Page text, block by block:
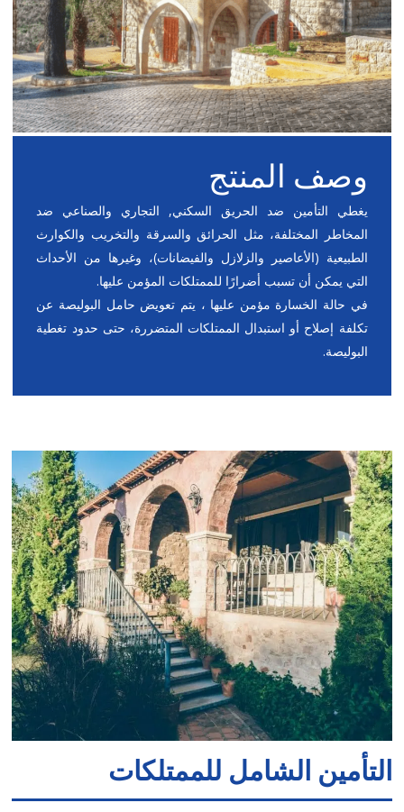
وصف المنتج
يغطي التأمين ضد الحريق السكني, التجاري والصناعي ضد
المخاطر المختلفة، مثل الحرائق والسرقة والتخريب والكوارث
الطبيعية (الأعاصير والزلازل والفيضانات)، وغيرها من الأحداث
التي يمكن أن تسبب أضرارًا للممتلكات المؤمن عليها.
في حالة الخسارة مؤمن عليها ، يتم تعويض حامل البوليصة عن
تكلفة إصلاح أو استبدال الممتلكات المتضررة، حتى حدود تغطية
البوليصة.
التأمين الشامل للممتلكات